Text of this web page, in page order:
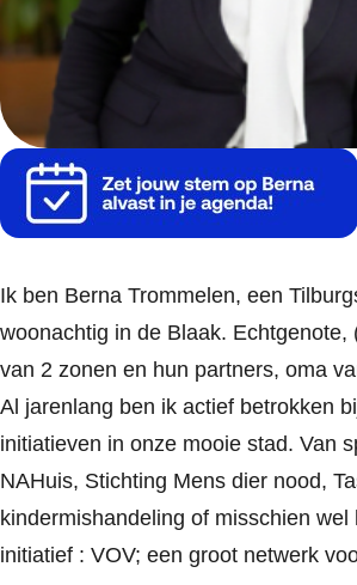
Ik ben Berna Trommelen, een
woonachtig in de Blaak. Echtgenote,
van 2 zonen en hun partners, oma
Al jarenlang ben ik actief betrokken
initiatieven in onze mooie stad. Van
NAHuis, Stichting Mens dier nood,
kindermishandeling of misschien wel
initiatief : VOV; een groot netwerk